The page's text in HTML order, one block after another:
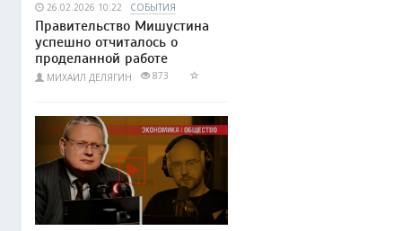
26.02.2026 10:22 СОБЫТИЯ
Правительство Мишустина
успешно отчиталось о
проделанной работе
МИХАИЛ ДЕЛЯГИН 873